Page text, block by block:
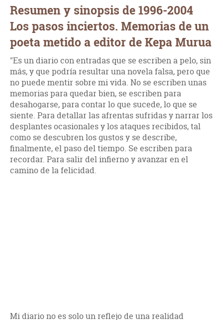
Resumen y sinopsis de 1996-2004
Los pasos inciertos. Memorias de un
poeta metido a editor de Kepa Murua
"Es un diario con entradas que se escriben a pelo, sin
más, y que podría resultar una novela falsa, pero que
no puede mentir sobre mi vida. No se escriben unas
memorias para quedar bien, se escriben para
desahogarse, para contar lo que sucede, lo que se
siente. Para detallar las afrentas sufridas y narrar los
desplantes ocasionales y los ataques recibidos, tal
como se descubren los gustos y se describe,
finalmente, el paso del tiempo. Se escriben para
recordar. Para salir del infierno y avanzar en el
camino de la felicidad.
Mi diario no es solo un reflejo de una realidad